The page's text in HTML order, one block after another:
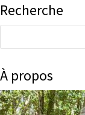
Recherche
À propos